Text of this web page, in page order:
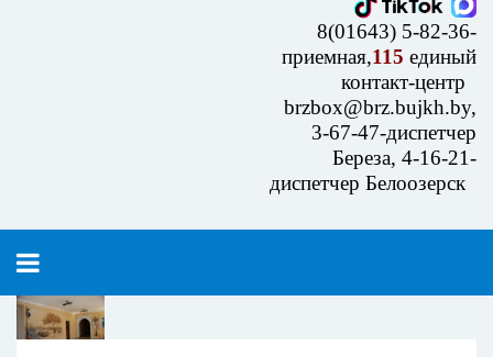
8(01643) 5-82-36-
приемная,115 единый
контакт-центр
brzbox@brz.bujkh.by,
3-67-47-диспетчер
Береза, 4-16-21-
диспетчер Белоозерск